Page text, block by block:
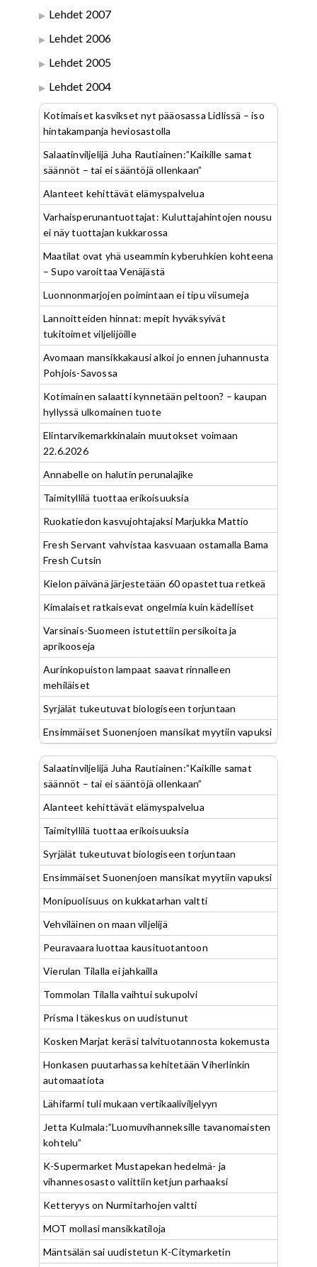
Lehdet 2007
Lehdet 2006
Lehdet 2005
Lehdet 2004
Kotimaiset kasvikset nyt pääosassa Lidlissä – iso
hintakampanja heviosastolla
Salaatinviljelijä Juha Rautiainen:”Kaikille samat
säännöt – tai ei sääntöjä ollenkaan”
Alanteet kehittävät elämyspalvelua
Varhaisperunantuottajat: Kuluttajahintojen nousu
ei näy tuottajan kukkarossa
Maatilat ovat yhä useammin kyberuhkien kohteena
– Supo varoittaa Venäjästä
Luonnonmarjojen poimintaan ei tipu viisumeja
Lannoitteiden hinnat: mepit hyväksyivät
tukitoimet viljelijöille
Avomaan mansikkakausi alkoi jo ennen juhannusta
Pohjois-Savossa
Kotimainen salaatti kynnetään peltoon? – kaupan
hyllyssä ulkomainen tuote
Elintarvikemarkkinalain muutokset voimaan
22.6.2026
Annabelle on halutin perunalajike
Taimityllilä tuottaa erikoisuuksia
Ruokatiedon kasvujohtajaksi Marjukka Mattio
Fresh Servant vahvistaa kasvuaan ostamalla Bama
Fresh Cutsin
Kielon päivänä järjestetään 60 opastettua retkeä
Kimalaiset ratkaisevat ongelmia kuin kädelliset
Varsinais-Suomeen istutettiin persikoita ja
aprikooseja
Aurinkopuiston lampaat saavat rinnalleen
mehiläiset
Syrjälät tukeutuvat biologiseen torjuntaan
Ensimmäiset Suonenjoen mansikat myytiin vapuksi
Salaatinviljelijä Juha Rautiainen:”Kaikille samat
säännöt – tai ei sääntöjä ollenkaan”
Alanteet kehittävät elämyspalvelua
Taimityllilä tuottaa erikoisuuksia
Syrjälät tukeutuvat biologiseen torjuntaan
Ensimmäiset Suonenjoen mansikat myytiin vapuksi
Monipuolisuus on kukkatarhan valtti
Vehviläinen on maan viljelijä
Peuravaara luottaa kausituotantoon
Vierulan Tilalla ei jahkailla
Tommolan Tilalla vaihtui sukupolvi
Prisma Itäkeskus on uudistunut
Kosken Marjat keräsi talvituotannosta kokemusta
Honkasen puutarhassa kehitetään Viherlinkin
automaatiota
Lähifarmi tuli mukaan vertikaaliviljelyyn
Jetta Kulmala:”Luomuvihanneksille tavanomaisten
kohtelu”
K-Supermarket Mustapekan hedelmä- ja
vihannesosasto valittiin ketjun parhaaksi
Ketteryys on Nurmitarhojen valtti
MOT mollasi mansikkatiloja
Mäntsälän sai uudistetun K-Citymarketin